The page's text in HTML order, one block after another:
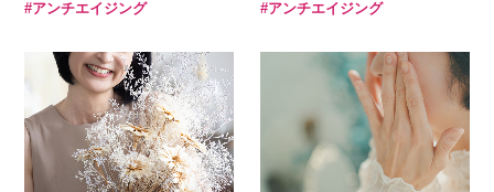
#アンチエイジング
#アンチエイジング